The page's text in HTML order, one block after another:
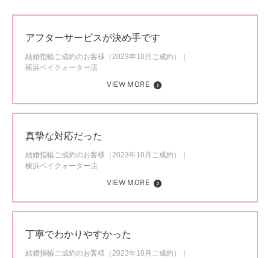
アフターサービスが決め手です
結婚指輪ご成約のお客様（2023年10月ご成約）
横浜ベイクォーター店
VIEW MORE
真摯な対応だった
結婚指輪ご成約のお客様（2023年10月ご成約）
横浜ベイクォーター店
VIEW MORE
丁寧でわかりやすかった
結婚指輪ご成約のお客様（2023年10月ご成約）